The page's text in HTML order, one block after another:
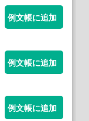
例文帳に追加
例文帳に追加
例文帳に追加